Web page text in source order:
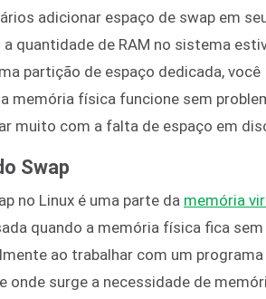
adicionar espaço de swap em
quantidade de RAM no sistema
partição de espaço dedicada, você
memória física funcione sem
muito com a falta de espaço em
Swap
no Linux é uma parte da memória
quando a memória física fica sem
ao trabalhar com um
onde surge a necessidade de